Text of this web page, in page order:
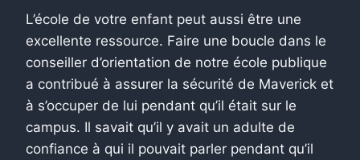
L’école de votre enfant peut aussi être une
excellente ressource. Faire une boucle dans le
conseiller d’orientation de notre école publique
a contribué à assurer la sécurité de Maverick et
à s’occuper de lui pendant qu’il était sur le
campus. Il savait qu’il y avait un adulte de
confiance à qui il pouvait parler pendant qu’il